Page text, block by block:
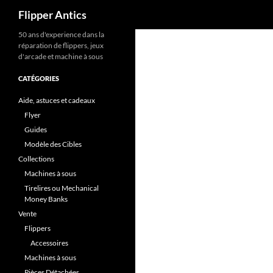
Aller
Flipper Antics
50 ans d'experience dans la
réparation de flippers, jeux
d'arcade et machine à sous
CATÉGORIES
Aide, astuces et cadeaux
Flyer
Guides
Modèle des Cibles
Collections
Machines à sous
Tirelires ou Mechanical
Money Banks
Vente
Flippers
Accessoires
Machines à sous